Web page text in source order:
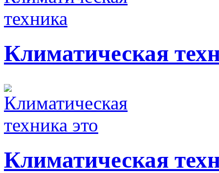
Климатическая
Климатическая